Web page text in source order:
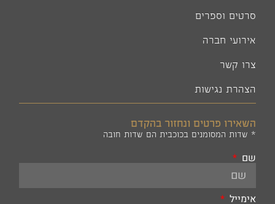
סרטים וספרים
אירועי חברה
צרו קשר
הצהרת נגישות
השאירו פרטים ונחזור בהקדם
* שדות המסומנים בכוכבית הם שדות חובה
שם
אימייל